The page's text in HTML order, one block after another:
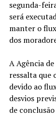
segunda-
será
manter o
dos
A Agência
ressalta que
devido ao
desvios
de